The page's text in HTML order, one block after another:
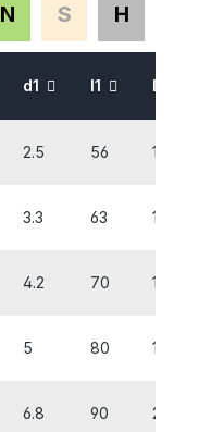
N S H
d1 l1 l2
2.5 56 10
3.3 63 12
4.2 70 14
5 80 18
6.8 90 20